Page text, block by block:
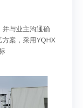
与业主沟通确
案，采用YQHX